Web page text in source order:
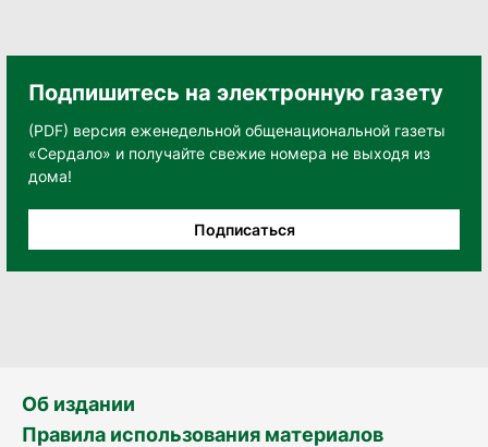
Подпишитесь на электронную газету
(PDF) версия еженедельной общенациональной газеты
«Сердало» и получайте свежие номера не выходя из
дома!
Подписаться
Об издании
Правила использования материалов